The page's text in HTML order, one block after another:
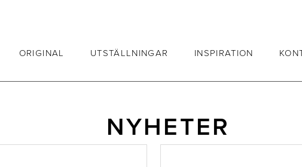
ORIGINAL UTSTÄLLNINGAR INSPIRATION
NYHETER